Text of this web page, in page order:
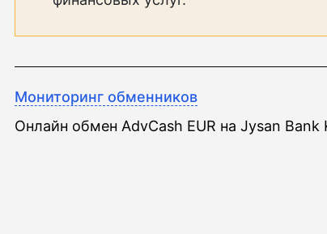
Мониторинг обменников
Онлайн обмен AdvCash EUR на Jysan Bank